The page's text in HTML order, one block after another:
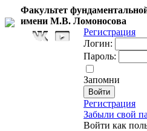
Факультет
имени М.В. Ломоносова
Регистрация
Логин:
Пароль:
Запомни
Регистрация
Забыли свой
Войти как